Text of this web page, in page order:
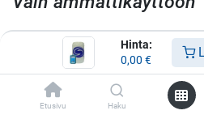
Hinta:
0,00 €
Etusivu Haku
Lisää toivelistalle
Ota yhteyttä